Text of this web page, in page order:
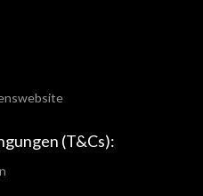
(T&Cs):